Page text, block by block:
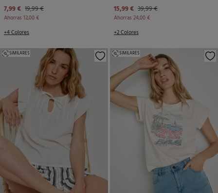
7,99 € 19,99 €
Ahorras 12,00 €
+4 Colores
15,99 € 39,99 €
Ahorras 24,00 €
+2 Colores
SIMILARES SIMILARES